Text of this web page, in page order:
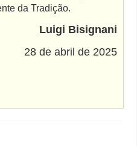
da Tradição.
Luigi Bisignani
28 de abril de 2025